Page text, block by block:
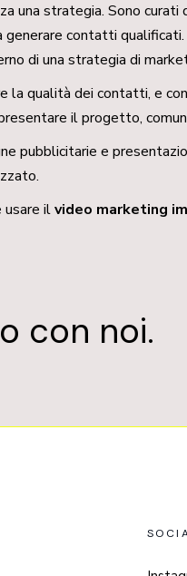
una strategia. Sono
generare contatti
di una strategia di
la qualità dei contatti, e
il progetto,
pubblicitarie e
usare ilvideo marketing
con noi.